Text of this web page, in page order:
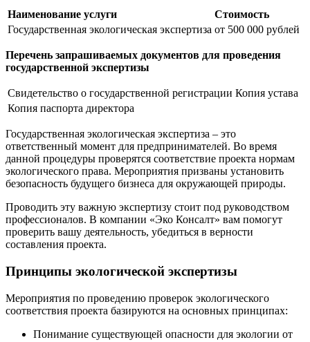
Наименование услуги
Стоимость
Государственная экологическая экспертиза от 500 000 рублей
Перечень запрашиваемых документов для проведения
государственной экспертизы
Свидетельство о государственной регистрации Копия устава
Копия паспорта директора
Государственная экологическая экспертиза – это
ответственный момент для предпринимателей. Во время
данной процедуры проверятся соответствие проекта нормам
экологического права. Мероприятия призваны установить
безопасность будущего бизнеса для окружающей природы.
Проводить эту важную экспертизу стоит под руководством
профессионалов. В компании «Эко Консалт» вам помогут
проверить вашу деятельность, убедиться в верности
составления проекта.
Принципы экологической экспертизы
Мероприятия по проведению проверок экологического
соответствия проекта базируются на основных принципах:
Понимание существующей опасности для экологии от